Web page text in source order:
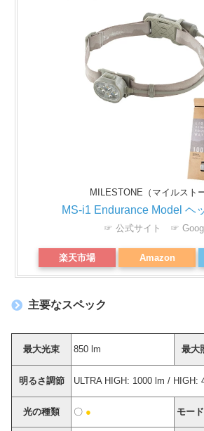
MILESTONE（マイルストー
MS-i1 Endurance Model ヘ
☞ 公式サイト ☞
楽天市場 Amazon
主要なスペック
最大光束 850 lm 最大
明るさ調節 ULTRA HIGH: 1000 lm /
光の種類 〇 ● モー